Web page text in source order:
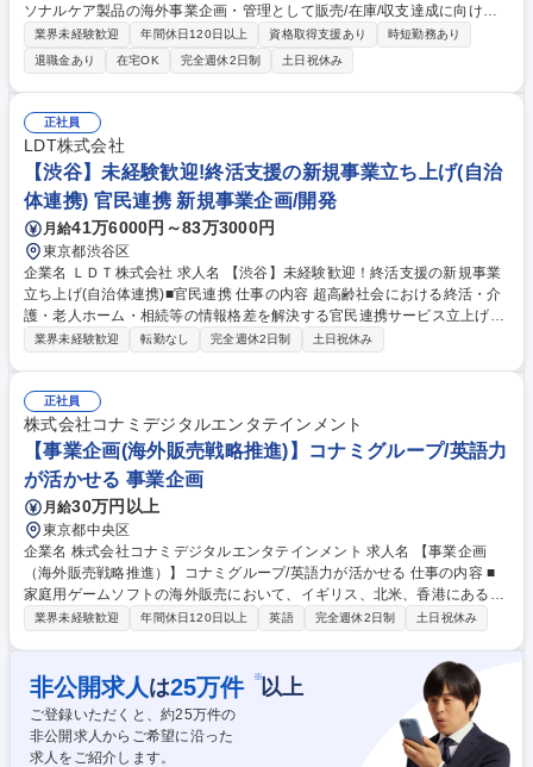
ソナルケア製品の海外事業企画・管理として販売/在庫/収支達成に向けた
管理運用仕組み作り、マネジメントへの報告、課題提言など、事業成長の
礎となる業務を担当して頂きます。 ◆【具体的には】 ■販売/在庫/収支デ
ータまとめ・マネジメント報告・課題提言、管理運用仕組み改善■事業計
画作業効率化、事業計画策定プロセス主導、全体スケジュール管理、海外
販売会社や工場への説明・スケジュール調整■定例作業のBPR、社内新販
売データシステム（CDAS)の改善、関係者啓蒙■ナレッジ継承の為の業務
マニュアル作成 など 募集職種 【京都】ビューティ・パーソナルケア製品
の海外事業企画・管理/WEB面接可能
業界未経験歓迎 年間休日120日以上 資格取得支援あり
時短勤務あり
退職金あり
在宅OK 完全週休2日制 土日祝休み
正社員
LDT株式会社
【渋谷】未経験歓迎!終活支援の新規事業立ち上げ(自治
体連携) 官民連携 新規事業企画/開発
月給41万6000円～83万3000円
東京都渋谷区
企業名 ＬＤＴ株式会社 求人名 【渋谷】未経験歓迎！終活支援の新規事業
立ち上げ(自治体連携)■官民連携 仕事の内容 超高齢社会における終活・介
護・老人ホーム・相続等の情報格差を解決する官民連携サービス立上げ。
自治体や地域包括支援センターとの関係構築を通じて、高齢者やそのご家
ック』の設置・活用提案を行います。終活、介護、老人ホーム、葬儀、相
続、不動産売却などの情報を住民へ届けることで、「どこに相談すればい
いかわからない」という課題を解決。住民サービス向上と自治体の相談対
応負荷軽減の両立を実現します。 【働きやすさ】有給取得率90%以上。1
時間単位で取得できます。 募集職種 【渋谷】未経験歓迎！終活支援の新
規事業立ち上げ(自治体連携)■官民連携
業界未経験歓迎 転勤なし 完全週休2日制 土日祝休み
正社員
株式会社コナミデジタルエンタテインメント
【事業企画(海外販売戦略推進)】コナミグループ/英語力
が活かせる 事業企画
月給30万円以上
東京都中央区
企業名 株式会社コナミデジタルエンタテインメント 求人名 【事業企画
（海外販売戦略推進）】コナミグループ/英語力が活かせる 仕事の内容 ■
家庭用ゲームソフトの海外販売において、イギリス、北米、香港にある現
地マーケティング部と日本国内のゲーム開発部門との間に立ち、販売戦略
後の振り返りを行うことが一連の関わるフェーズとなります。 【業務内
容】■企画、開発フェーズにおける、国内外の開発/セールスマーケティン
グ部門と連携した、グローバルマーケティング戦略の策定 ■販売フェーズ
におけるグローバルでの販売戦略の立案、関係部門との調整 ■新たな配信
チャネルのビジネス推進 ■販売数やダウンロード数の管理・分析 募集職種
業界未経験歓迎 年間休日120日以上 英語 完全週休2日制 土日祝休み
非公開求人 は25万件 ※以上
ご登録いただくと、約25万件の
非公開求人からご希望に沿った
求人をご紹介します。